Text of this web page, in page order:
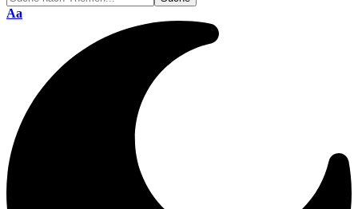
Schriftgröße
Aa